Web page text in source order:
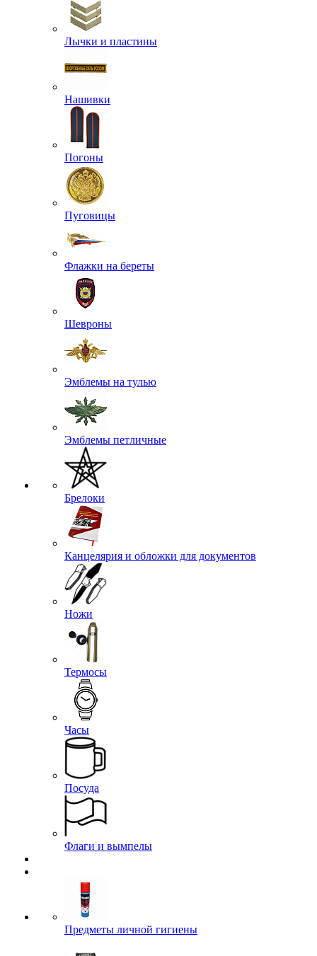
Лычки и пластины
Нашивки
Погоны
Пуговицы
Флажки на береты
Шевроны
Эмблемы на тулью
Эмблемы петличные
Брелоки
Канцелярия и обложки для документов
Ножи
Термосы
Часы
Посуда
Флаги и вымпелы
Предметы личной гигиены